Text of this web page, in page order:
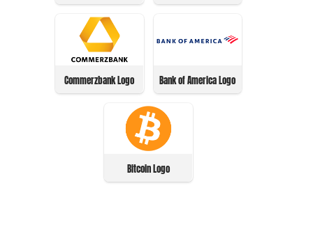
Commerzbank Logo Bank of America Logo
Bitcoin Logo